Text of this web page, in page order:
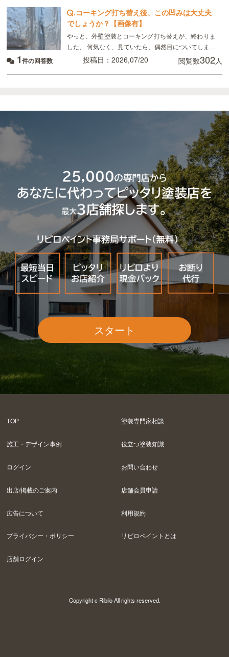
.コーキング打ち替え後、この凹みは大丈夫
でしょうか？【画像有】
やっと、外壁塗装とコーキング打ち替えが、終わりま
した、 何気なく、見ていたら、偶然目についてしまっ
たのですが、 画像のように コーキングの端にマイナ
1件の回答数 投稿日：2026,07/20 閲覧数302人
スタート
TOP 塗装専門家相談
施工・デザイン事例 役立つ塗装知識
ログイン お問い合わせ
出店/掲載のご案内 店舗会員申請
広告について 利用規約
プライバシー・ポリシー リビロペイントとは
店舗ログイン
Copyright c Ribilo All rights reserved.